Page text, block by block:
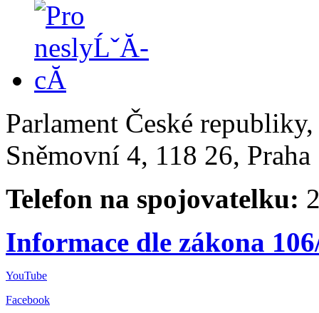
Parlament České
Sněmovní 4, 118 26,
Telefon na spojovatelku:
Informace dle zákona
YouTube
Facebook